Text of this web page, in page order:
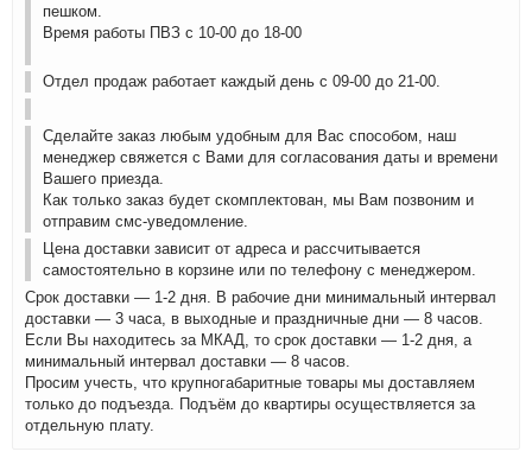
пешком.
Время работы ПВЗ с 10-00 до 18-00
Отдел продаж работает каждый день с 09-00 до 21-00.
Сделайте заказ любым удобным для Вас способом, наш
менеджер свяжется с Вами для согласования даты и времени
Вашего приезда.
Как только заказ будет скомплектован, мы Вам позвоним и
отправим смс-уведомление.
Цена доставки зависит от адреса и рассчитывается
самостоятельно в корзине или по телефону с менеджером.
Срок доставки — 1-2 дня. В рабочие дни минимальный интервал
доставки — 3 часа, в выходные и праздничные дни — 8 часов.
Если Вы находитесь за МКАД, то срок доставки — 1-2 дня, а
минимальный интервал доставки — 8 часов.
Просим учесть, что крупногабаритные товары мы доставляем
только до подъезда. Подъём до квартиры осуществляется за
отдельную плату.